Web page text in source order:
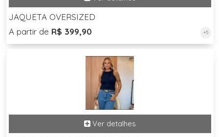
JAQUETA OVERSIZED
A partir de R$ 399,90 +5